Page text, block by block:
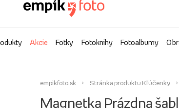
Akcie Fotky Fotoknihy Fotoalbumy
empikfoto.sk Stránka produktu Kľúčenky
Magnetka Prázdna